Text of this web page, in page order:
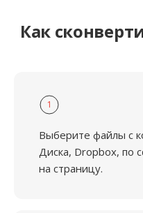
Как
1
Выберите файлы с
Диска, Dropbox, по
на страницу.